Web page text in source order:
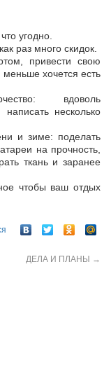
угодно.
раз много скидок.
привести свою
меньше хочется есть
вдоволь
несколько
и зиме: поделать
на прочность,
ткань и заранее
чтобы ваш отдых
ДЕЛА И ПЛАНЫ →